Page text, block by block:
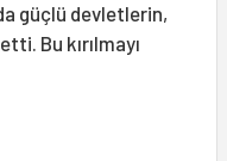
güçlü devletlerin,
Bu kırılmayı